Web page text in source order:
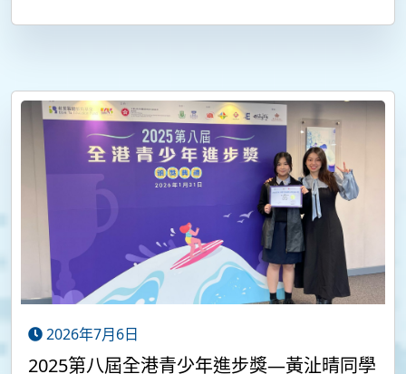
2026年7月6日
2025第八屆全港青少年進步獎—黃沚晴同學